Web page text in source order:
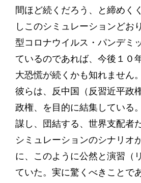
間ほど続くだろう、と締めく
しこのシミュレーションどお
型コロナウイルス・パンデミ
ているのであれば、今後１０
大恐慌が続くかも知れません。
彼らは、反中国（反習近平政
政権、を目的に結集している
謀し、団結する、世界支配者
シミュレーションのシナリオ
に、このように公然と演習（
ていた。実に驚くべきこと